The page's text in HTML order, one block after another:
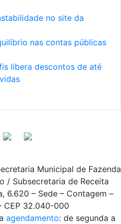
no site da
nas contas públicas
libera descontos de até
Municipal de Fazenda
/ Subsecretaria de Receita
6.620 – Sede – Contagem –
CEP 32.040-000
agendamento: de segunda a